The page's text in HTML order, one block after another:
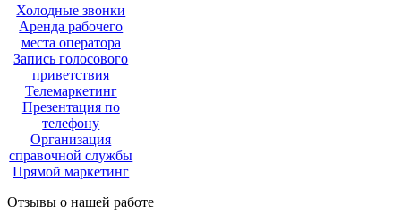
Холодные звонки
Аренда рабочего
места оператора
Запись голосового
приветствия
Телемаркетинг
Презентация по
телефону
Организация
справочной службы
Прямой маркетинг
Отзывы о нашей работе